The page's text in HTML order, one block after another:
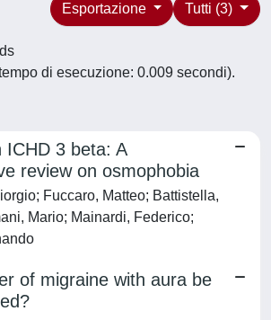
Tutti (3)
Esportazione
di esecuzione: 0.009 secondi).
ICHD 3 beta: A
review on osmophobia
Fuccaro, Matteo; Battistella,
Mario; Mainardi, Federico;
of migraine with aura be